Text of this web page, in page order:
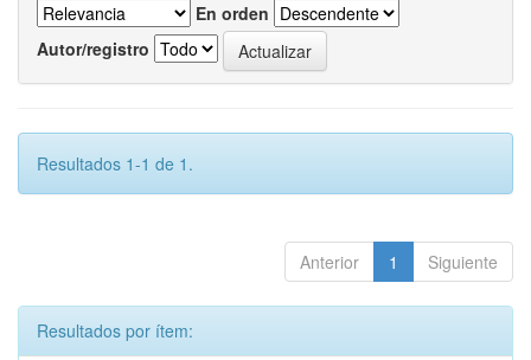
En orden
Autor/registro
Resultados 1-1 de 1.
Anterior 1 Siguiente
Resultados por ítem: